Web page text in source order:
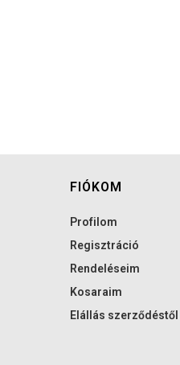
FIÓKOM
Profilom
Regisztráció
Rendeléseim
Kosaraim
Elállás szerződéstől